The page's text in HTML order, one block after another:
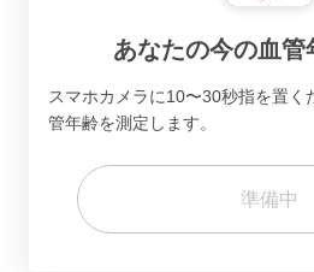
あなたの今の血管
スマホカメラに10〜30秒指を置く
管年齢を測定します。
準備中